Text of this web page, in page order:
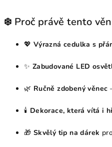
❄️ Proč právě tento
💖 Výrazná cedulka s
✨ Zabudované LED
🌿 Ručně zdobený věnec
🕯 Dekorace, která vítá i
🎁 Skvělý tip na dárek